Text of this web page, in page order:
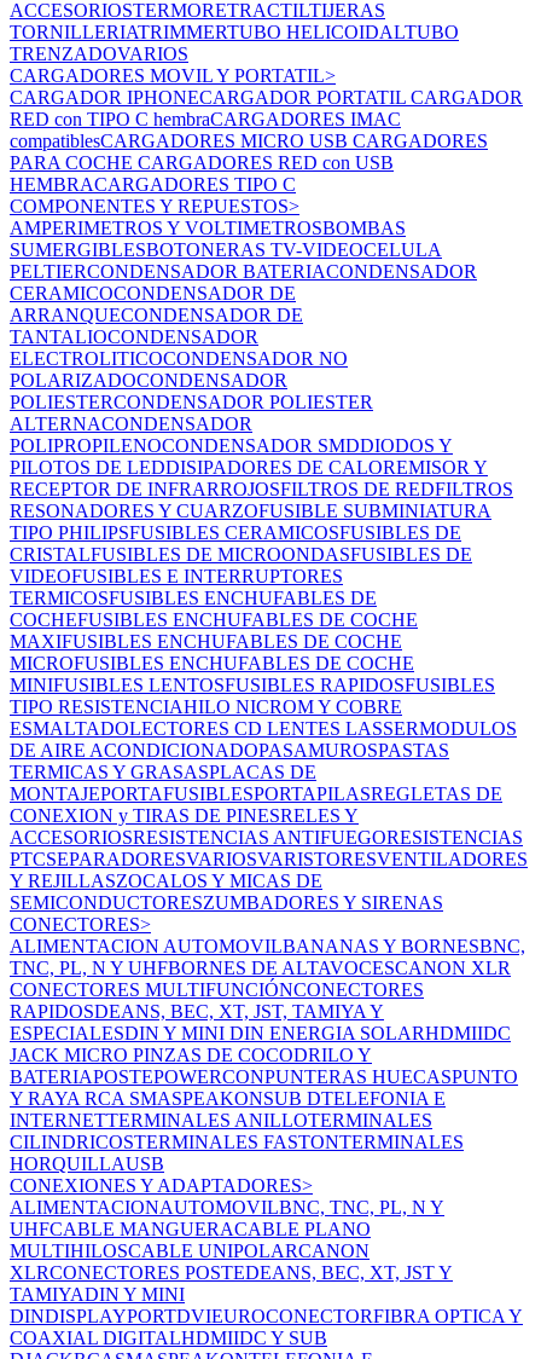
ACCESORIOSTERMORETRACTILTIJERAS
TORNILLERIATRIMMERTUBO HELICOIDALTUBO
TRENZADOVARIOS
CARGADORES MOVIL Y PORTATIL>
CARGADOR IPHONECARGADOR PORTATIL CARGADOR
RED con TIPO C hembraCARGADORES IMAC
compatiblesCARGADORES MICRO USB CARGADORES
PARA COCHE CARGADORES RED con USB
HEMBRACARGADORES TIPO C
COMPONENTES Y REPUESTOS>
AMPERIMETROS Y VOLTIMETROSBOMBAS
SUMERGIBLESBOTONERAS TV-VIDEOCELULA
PELTIERCONDENSADOR BATERIACONDENSADOR
CERAMICOCONDENSADOR DE
ARRANQUECONDENSADOR DE
TANTALIOCONDENSADOR
ELECTROLITICOCONDENSADOR NO
POLARIZADOCONDENSADOR
POLIESTERCONDENSADOR POLIESTER
ALTERNACONDENSADOR
POLIPROPILENOCONDENSADOR SMDDIODOS Y
PILOTOS DE LEDDISIPADORES DE CALOREMISOR Y
RECEPTOR DE INFRARROJOSFILTROS DE REDFILTROS
RESONADORES Y CUARZOFUSIBLE SUBMINIATURA
TIPO PHILIPSFUSIBLES CERAMICOSFUSIBLES DE
CRISTALFUSIBLES DE MICROONDASFUSIBLES DE
VIDEOFUSIBLES E INTERRUPTORES
TERMICOSFUSIBLES ENCHUFABLES DE
COCHEFUSIBLES ENCHUFABLES DE COCHE
MAXIFUSIBLES ENCHUFABLES DE COCHE
MICROFUSIBLES ENCHUFABLES DE COCHE
MINIFUSIBLES LENTOSFUSIBLES RAPIDOSFUSIBLES
TIPO RESISTENCIAHILO NICROM Y COBRE
ESMALTADOLECTORES CD LENTES LASSERMODULOS
DE AIRE ACONDICIONADOPASAMUROSPASTAS
TERMICAS Y GRASASPLACAS DE
MONTAJEPORTAFUSIBLESPORTAPILASREGLETAS DE
CONEXION y TIRAS DE PINESRELES Y
ACCESORIOSRESISTENCIAS ANTIFUEGORESISTENCIAS
PTCSEPARADORESVARIOSVARISTORESVENTILADORES
Y REJILLASZOCALOS Y MICAS DE
SEMICONDUCTORESZUMBADORES Y SIRENAS
CONECTORES>
ALIMENTACION AUTOMOVILBANANAS Y BORNESBNC,
TNC, PL, N Y UHFBORNES DE ALTAVOCESCANON XLR
CONECTORES MULTIFUNCIÓNCONECTORES
RAPIDOSDEANS, BEC, XT, JST, TAMIYA Y
ESPECIALESDIN Y MINI DIN ENERGIA SOLARHDMIIDC
JACK MICRO PINZAS DE COCODRILO Y
BATERIAPOSTEPOWERCONPUNTERAS HUECASPUNTO
Y RAYA RCA SMASPEAKONSUB DTELEFONIA E
INTERNETTERMINALES ANILLOTERMINALES
CILINDRICOSTERMINALES FASTONTERMINALES
HORQUILLAUSB
CONEXIONES Y ADAPTADORES>
ALIMENTACIONAUTOMOVILBNC, TNC, PL, N Y
UHFCABLE MANGUERACABLE PLANO
MULTIHILOSCABLE UNIPOLARCANON
XLRCONECTORES POSTEDEANS, BEC, XT, JST Y
TAMIYADIN Y MINI
DINDISPLAYPORTDVIEUROCONECTORFIBRA OPTICA Y
COAXIAL DIGITALHDMIIDC Y SUB